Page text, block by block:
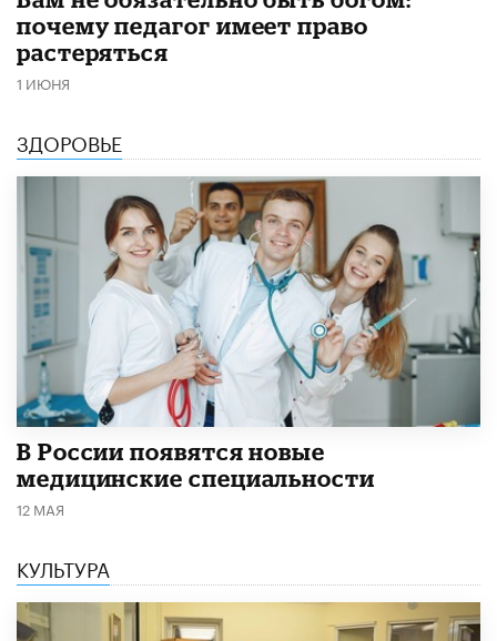
почему педагог имеет право
растеряться
1 ИЮНЯ
ЗДОРОВЬЕ
В России появятся новые
медицинские специальности
12 МАЯ
КУЛЬТУРА